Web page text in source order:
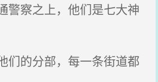
察之上，他们是七大神
的分部，每一条街道都